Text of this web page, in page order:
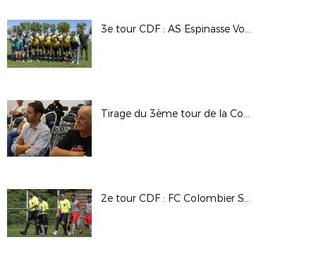
3e tour CDF : AS Espinasse Vozelle / SC Avermes
Tirage du 3ème tour de la Coupe de France (2022-2023)
2e tour CDF : FC Colombier Satolas / FC St Cyr Collonges au Mont D'Or